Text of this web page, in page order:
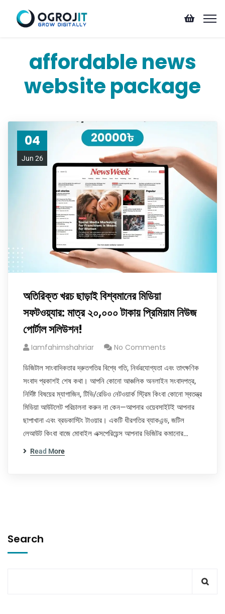
affordable news
website package
04
Jun 26
অতিরিক্ত খরচ ছাড়াই বিশ্বমানের মিডিয়া
সফটওয়্যার: মাত্র ২০,০০০ টাকায় প্রিমিয়াম নিউজ
পোর্টাল সলিউশন!
Iamfahimshahriar No Comments
ডিজিটাল সাংবাদিকতার দ্রুতগতির বিশ্বে গতি, নির্ভরযোগ্যতা এবং তাৎক্ষণিক
সংবাদ প্রকাশই শেষ কথা। আপনি কোনো আঞ্চলিক অনলাইন সংবাদপত্র,
নির্দিষ্ট বিষয়ের ম্যাগাজিন, টিভি/রেডিও নেটওয়ার্ক স্ট্রিম কিংবা কোনো স্বতন্ত্র
মিডিয়া আউটলেট পরিচালনা করুন না কেন—আপনার ওয়েবসাইটই আপনার
ছাপাখানা এবং ব্রডকাস্টিং টাওয়ার। একটি ধীরগতির ব্যাকএন্ড, জটিল
লেআউট কিংবা বাজে মোবাইল এক্সপেরিয়েন্স আপনার ভিজিটর কমানোর…
Read More
Search